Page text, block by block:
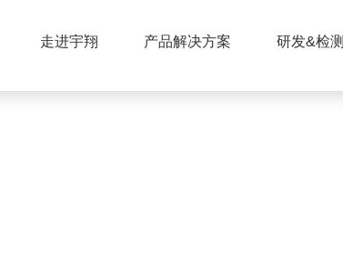
走进宇翔 产品解决方案 研发&检测